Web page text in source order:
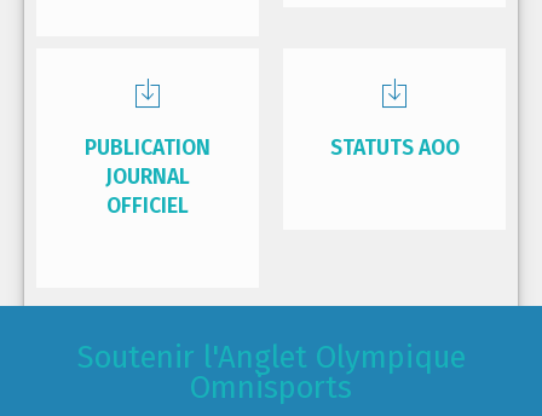
PUBLICATION
JOURNAL
OFFICIEL
STATUTS AOO
Soutenir l'Anglet Olympique
Omnisports